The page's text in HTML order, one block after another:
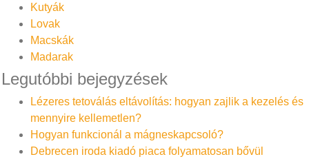
Kutyák
Lovak
Macskák
Madarak
Legutóbbi bejegyzések
Lézeres tetoválás eltávolítás: hogyan zajlik a kezelés és
mennyire kellemetlen?
Hogyan funkcionál a mágneskapcsoló?
Debrecen iroda kiadó piaca folyamatosan bővül